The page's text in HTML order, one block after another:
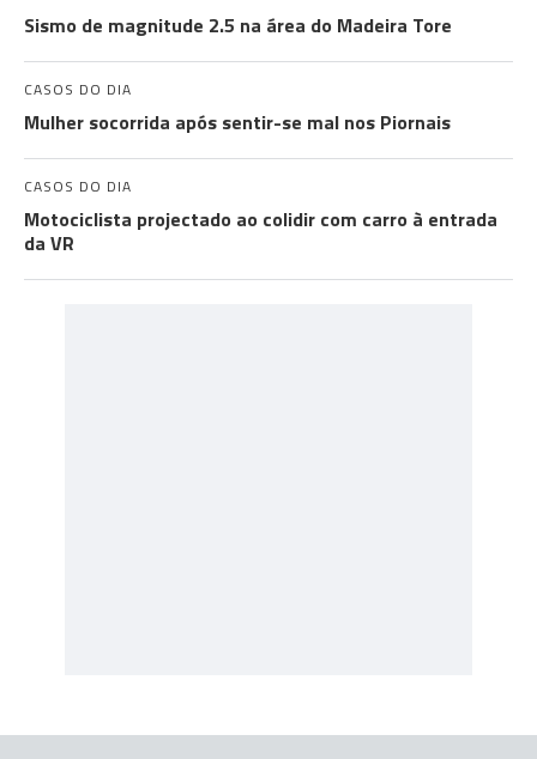
Sismo de magnitude 2.5 na área do Madeira Tore
CASOS DO DIA
Mulher socorrida após sentir-se mal nos Piornais
CASOS DO DIA
Motociclista projectado ao colidir com carro à entrada
da VR